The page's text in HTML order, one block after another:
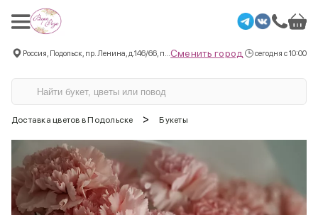
Сменить город сегодня с 10:00
Доставка цветов в Подольске > Букеты